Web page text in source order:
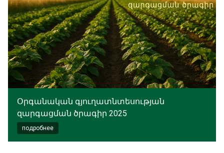
Օրգանական գյուղատնտեսության
զարգացման ծրագիր 2025
подробнее